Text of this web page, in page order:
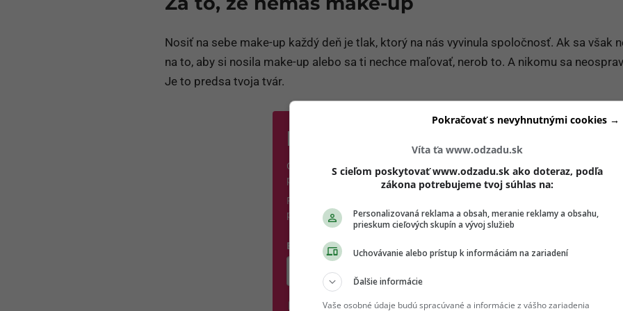
Nosiť na sebe make-up každý deň je tlak, ktorý na nás vyvinula spoločnosť. Ak sa však
na to, aby si nosila make-up alebo sa ti nechce maľovať, nerob to. A nikomu sa
Je to predsa tvoja tvár.
Nech ti nič neutečie! 💌
Chceš vedieť o najnovšom Girls' Point evente ako
prvá? Prihlás sa na odber e-mailových newslettrov.
Po prihlásení si nezabudni skontrolovať e-mail a
potvrď odber.
E-mail *
Zadajte platnú e-mailovú adresu
Áno, chcem dostávať marketingové novinky, pozvánky
Víta ťa www.odzadu.sk
S cieľom poskytovať www.odzadu.sk ako doteraz, podľa
zákona potrebujeme tvoj súhlas na:
Personalizovaná reklama a obsah, meranie reklamy a obsahu,
prieskum cieľových skupín a vývoj služieb
Uchovávanie alebo prístup k informáciám na zariadení
Ďalšie informácie
Vaše osobné údaje budú spracúvané a informácie z vášho zariadenia
Pokračovať s nevyhnutnými cookies →